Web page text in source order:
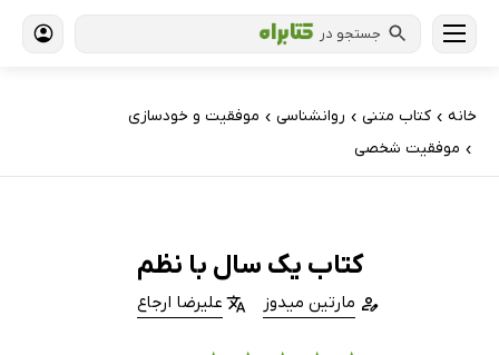
جستجو در
خانه › کتاب‌ متنی › روانشناسی › موفقیت و خودسازی
› موفقیت شخصی
کتاب یک سال با نظم
مارتین میدوز علیرضا ارجاع